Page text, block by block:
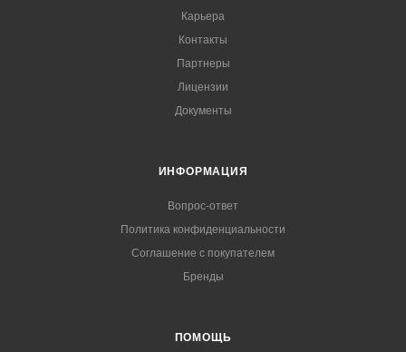
Карьера
Контакты
Партнеры
Лицензии
Документы
ИНФОРМАЦИЯ
Вопрос-ответ
Политика конфиденциальности
Соглашение с покупателем
Бренды
ПОМОЩЬ